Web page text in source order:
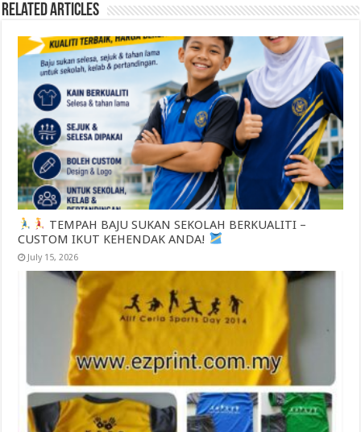
Related Articles
TEMPAH BAJU SUKAN SEKOLAH BERKUALITI –
CUSTOM IKUT KEHENDAK ANDA!
July 15, 2026